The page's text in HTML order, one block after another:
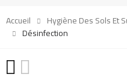
Accueil Hygiène Des Sols Et
Désinfection